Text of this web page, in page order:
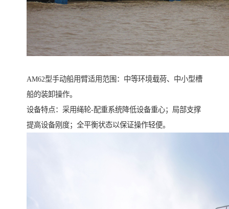
AM62型手动船用臂适用范围：中等环境载荷、中小型槽
船的装卸操作。
设备特点：采用绳轮-配重系统降低设备重心；局部支撑
提高设备刚度；全平衡状态以保证操作轻便。